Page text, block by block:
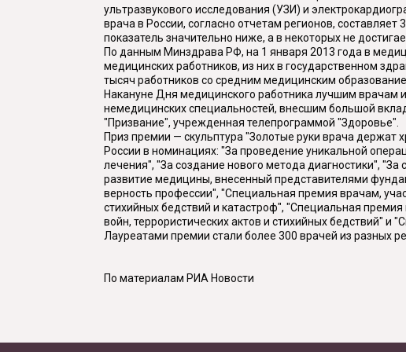
ультразвукового исследования (УЗИ) и
врача в России, согласно отчетам регионов,
показатель значительно ниже, а в некоторых не
По данным Минздрава РФ, на 1 января 2013 года в
медицинских работников, из них в государственном
тысяч работников со средним медицинским
Накануне Дня медицинского работника лучшим врачам
немедицинских специальностей, внесшим большой
"Призвание", учрежденная телепрограммой "Здоровье".
Приз премии — скульптура "Золотые руки врача
России в номинациях: "За проведение уникальной
лечения", "За создание нового метода диагностики",
развитие медицины, внесенный представителями
верность профессии", "Специальная премия врачам,
стихийных бедствий и катастроф", "Специальная
войн, террористических актов и стихийных бедствий" и
Лауреатами премии стали более 300 врачей из разных
По материалам РИА Новости